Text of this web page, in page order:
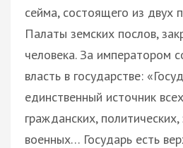
сейма, состоящего из двух
Палаты земских послов,
человека. За императором
власть в государстве:
единственный источник
гражданских,
военных… Государь есть